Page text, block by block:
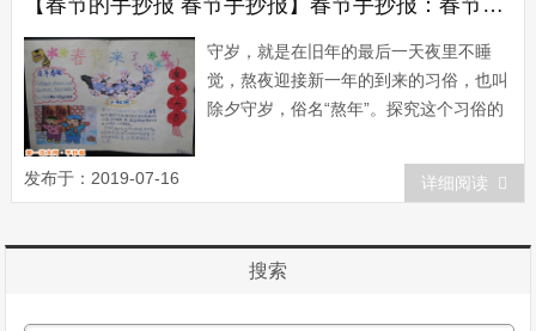
守岁，就是在旧年的最后一天夜里不睡
觉，熬夜迎接新一年的到来的习俗，也叫
除夕守岁，俗名“熬年”。探究这个习俗的
古时期，有一种凶猛的怪兽，散居在深山
密林中，人们管它们叫“年”。它的形貌狰
发布于：2019-07-16 详细阅读
搜索